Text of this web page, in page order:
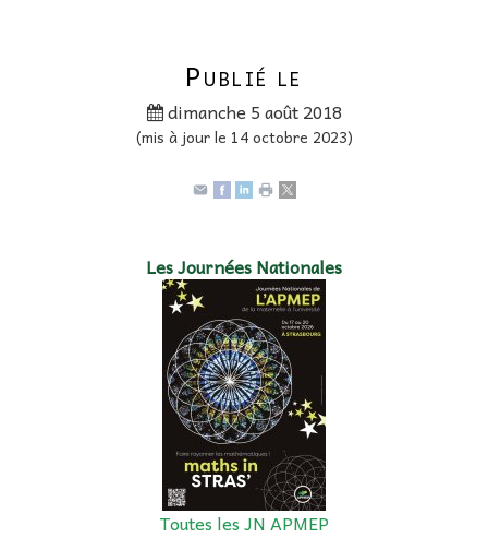
Publié le
dimanche 5 août 2018
(mis à jour le 14 octobre 2023)
Les Journées Nationales
Toutes les JN APMEP